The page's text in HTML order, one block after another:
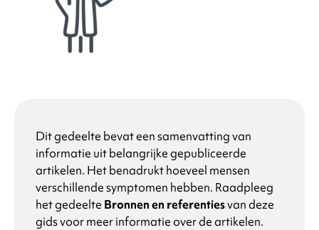
Dit gedeelte bevat een samenvatting van
informatie uit belangrijke gepubliceerde
artikelen. Het benadrukt hoeveel mensen
verschillende symptomen hebben. Raadpleeg
het gedeelte Bronnen en referentiesvan deze
gids voor meer informatie over de artikelen.